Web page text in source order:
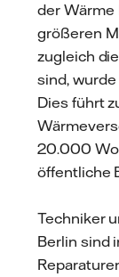
der Wärme
größeren
zugleich
sind,
Dies führt
20.000
öffentliche
Techniker
Berlin sind